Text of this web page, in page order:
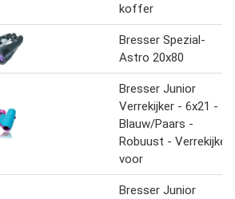
koffer
Bresser Spezial-
Astro 20x80
Bresser Junior
Verrekijker - 6x21 -
Blauw/Paars -
Robuust - Verrekijker
voor
Bresser Junior